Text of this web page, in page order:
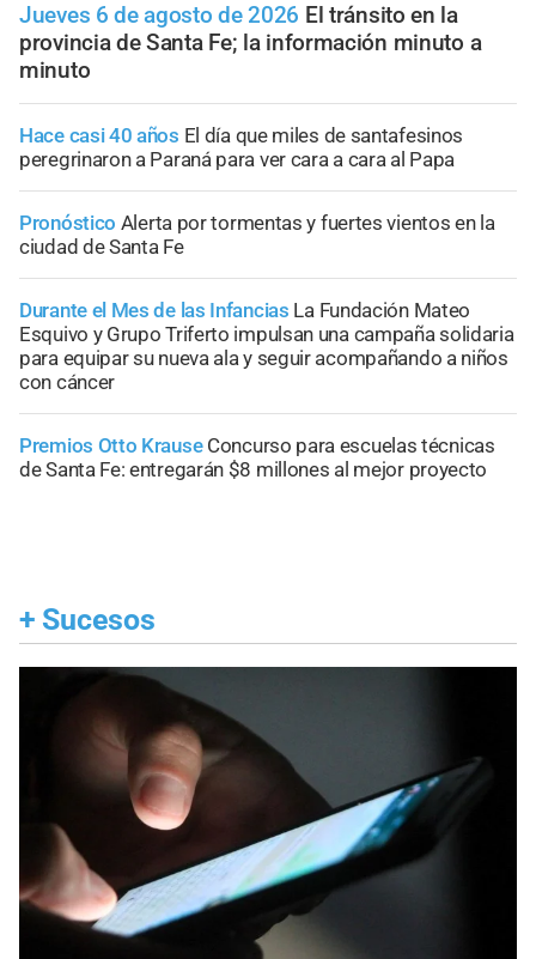
Jueves 6 de agosto de 2026 El tránsito en la
provincia de Santa Fe; la información minuto a
minuto
Hace casi 40 años El día que miles de santafesinos
peregrinaron a Paraná para ver cara a cara al Papa
Pronóstico Alerta por tormentas y fuertes vientos en la
ciudad de Santa Fe
Durante el Mes de las Infancias La Fundación Mateo
Esquivo y Grupo Triferto impulsan una campaña solidaria
para equipar su nueva ala y seguir acompañando a niños
con cáncer
Premios Otto Krause Concurso para escuelas técnicas
de Santa Fe: entregarán $8 millones al mejor proyecto
+ Sucesos